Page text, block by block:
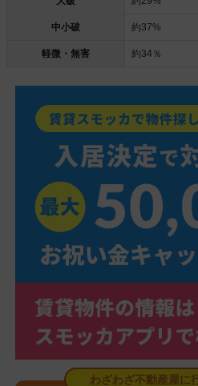
中小破 約37%
軽微・無害 約34％